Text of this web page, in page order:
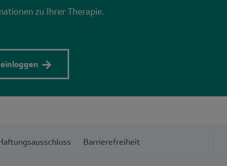
zu Ihrer Therapie.
Barrierefreiheit